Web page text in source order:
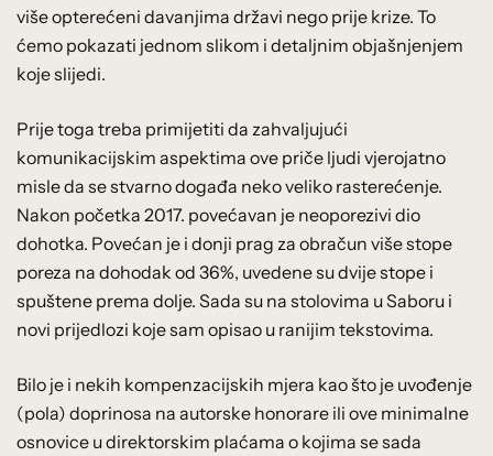
više opterećeni davanjima državi nego prije krize. To
ćemo pokazati jednom slikom i detaljnim objašnjenjem
koje slijedi.
Prije toga treba primijetiti da zahvaljujući
komunikacijskim aspektima ove priče ljudi vjerojatno
misle da se stvarno događa neko veliko rasterećenje.
Nakon početka 2017. povećavan je neoporezivi dio
dohotka. Povećan je i donji prag za obračun više stope
poreza na dohodak od 36%, uvedene su dvije stope i
spuštene prema dolje. Sada su na stolovima u Saboru i
novi prijedlozi koje sam opisao u ranijim tekstovima.
Bilo je i nekih kompenzacijskih mjera kao što je uvođenje
(pola) doprinosa na autorske honorare ili ove minimalne
osnovice u direktorskim plaćama o kojima se sada